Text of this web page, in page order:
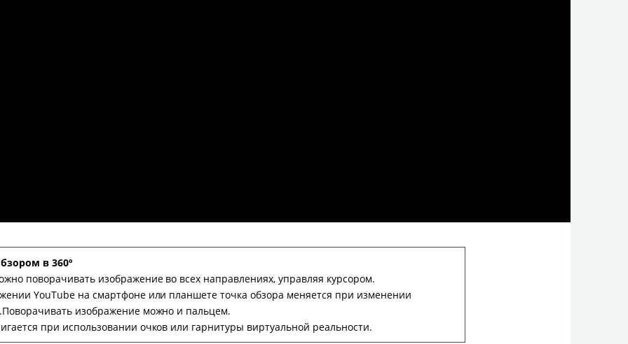
в 360º
поворачивать изображение во всех направлениях, управляя курсором.
YouTube на смартфоне или планшете точка обзора меняется при изменении
изображение можно и пальцем.
при использовании очков или гарнитуры виртуальной реальности.